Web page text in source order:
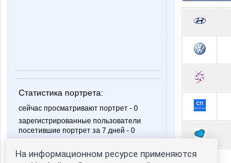
Статистика портрета:
сейчас просматривают портрет - 0
зарегистрированные пользователи
посетившие портрет за 7 дней - 0
На информационном ресурсе применяются